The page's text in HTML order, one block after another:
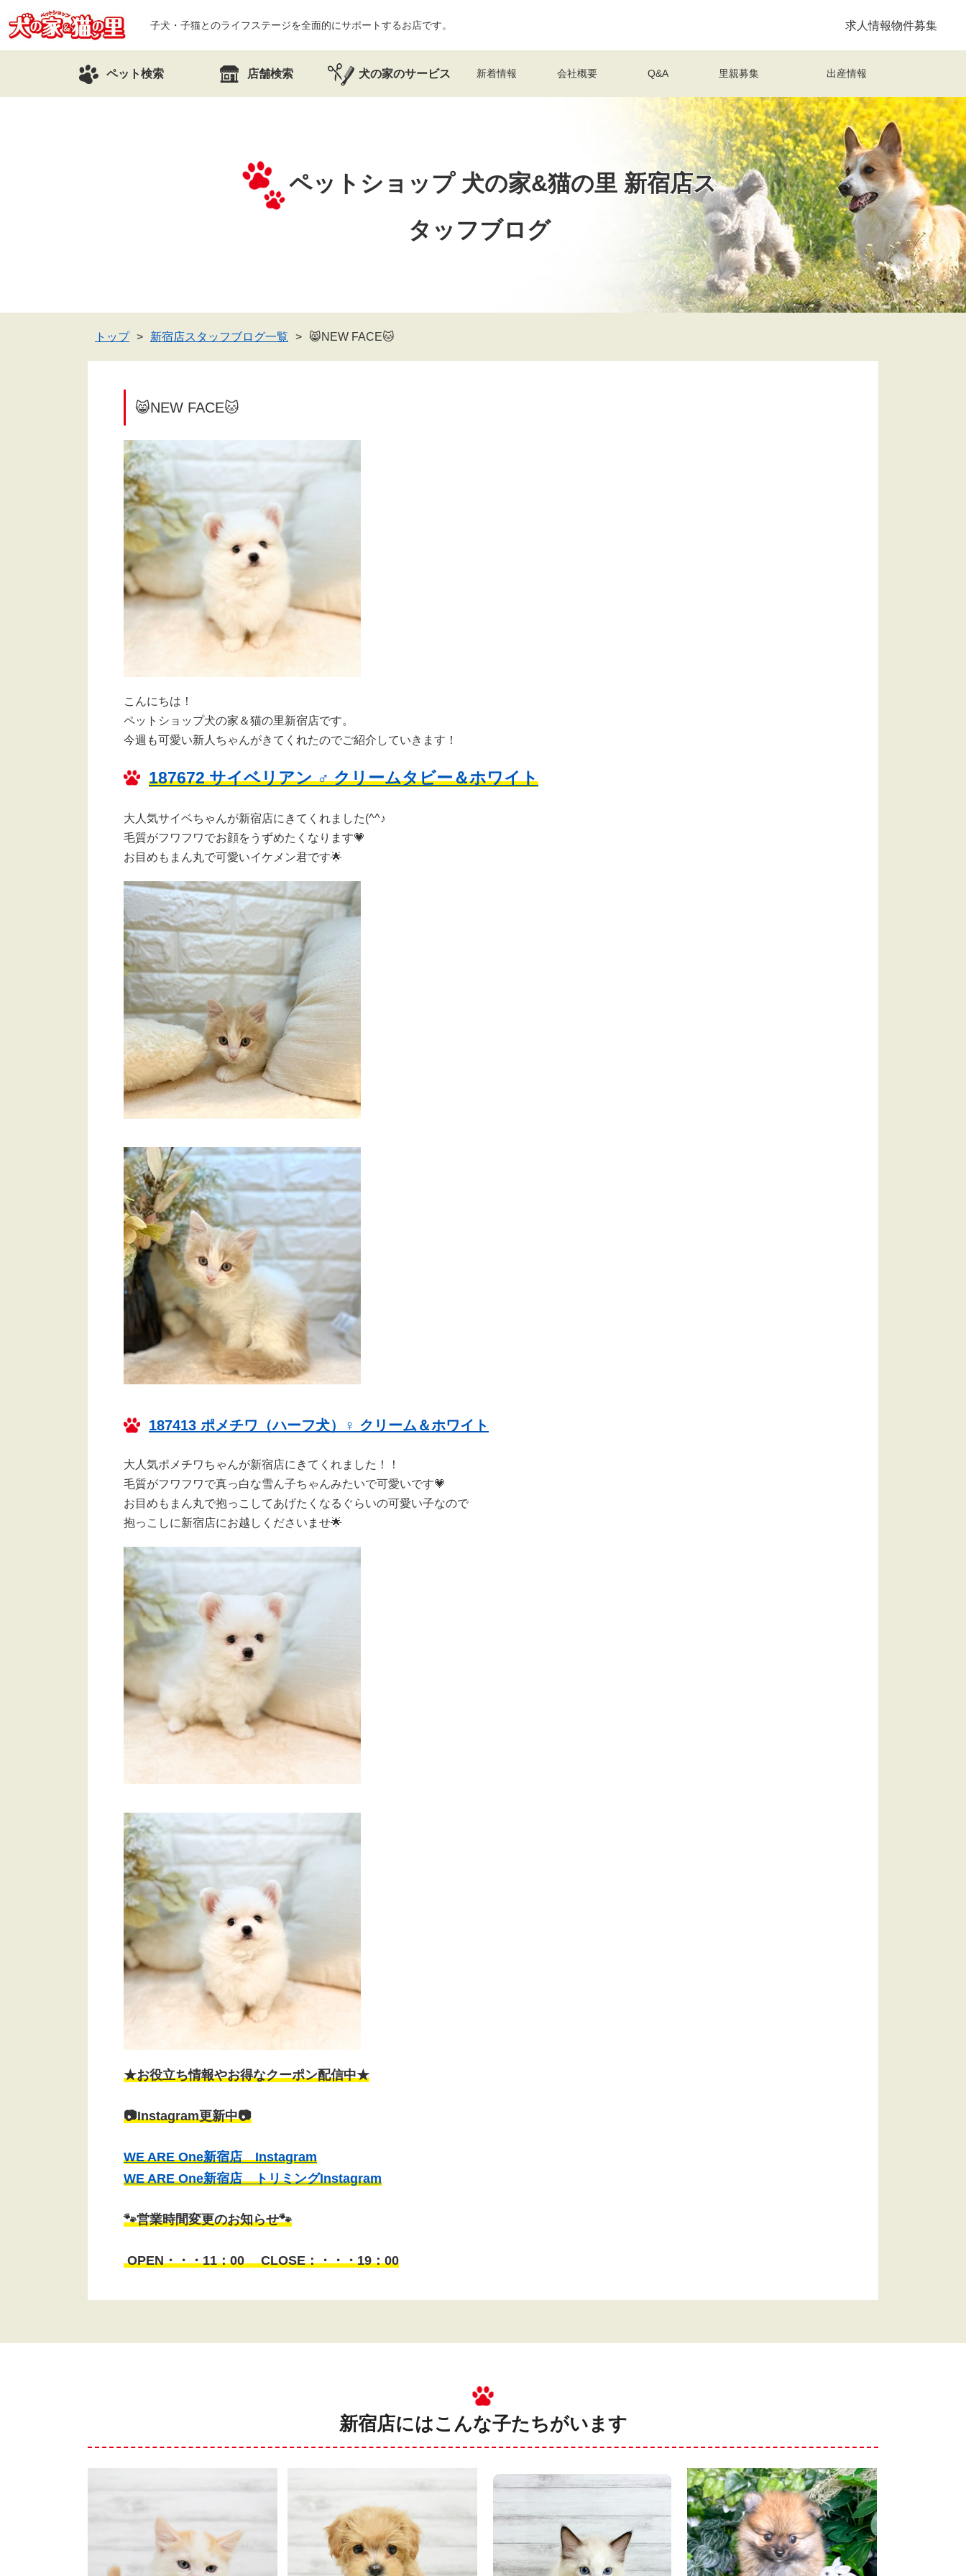
子犬・子猫とのライフステージを全面的にサポートするお店です。 求人情報物件募集
ペット検索 店舗検索 犬の家のサービス 新着情報 会社概要 Q&A 里親募集 出産情報
ペットショップ 犬の家&猫の里 新宿店ス
タッフブログ
トップ 新宿店スタッフブログ一覧 😸NEW FACE🐱
😸NEW FACE🐱
こんにちは！
ペットショップ犬の家＆猫の里新宿店です。
今週も可愛い新人ちゃんがきてくれたのでご紹介していきます！
187672 サイベリアン ♂ クリームタビー＆ホワイト
大人気サイベちゃんが新宿店にきてくれました(^^♪
毛質がフワフワでお顔をうずめたくなります💗
お目めもまん丸で可愛いイケメン君です🌟
187413 ポメチワ（ハーフ犬）♀ クリーム＆ホワイト
大人気ポメチワちゃんが新宿店にきてくれました！！
毛質がフワフワで真っ白な雪ん子ちゃんみたいで可愛いです💗
お目めもまん丸で抱っこしてあげたくなるぐらいの可愛い子なので
抱っこしに新宿店にお越しくださいませ🌟
★お役立ち情報やお得なクーポン配信中★
📷Instagram更新中📷
WE ARE Оne新宿店 Instagram
WE ARE One新宿店 トリミングInstagram
🐾営業時間変更のお知らせ🐾
OPEN・・・11：00 CLOSE：・・・19：00
新宿店にはこんな子たちがいます